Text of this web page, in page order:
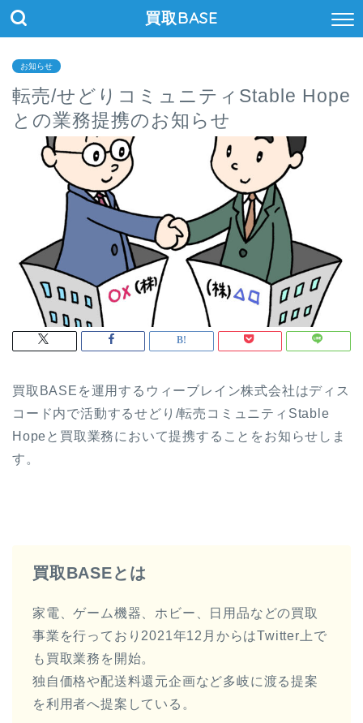
買取BASE
お知らせ
転売/せどりコミュニティStable Hope
との業務提携のお知らせ
買取BASEを運用するウィーブレイン株式会社はディス
コード内で活動するせどり/転売コミュニティStable
Hopeと買取業務において提携することをお知らせしま
す。
買取BASEとは
家電、ゲーム機器、ホビー、日用品などの買取
事業を行っており2021年12月からはTwitter上で
も買取業務を開始。
独自価格や配送料還元企画など多岐に渡る提案
を利用者へ提案している。